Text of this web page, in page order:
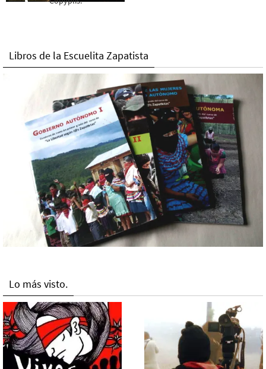
Libros de la Escuelita Zapatista
Lo más visto.